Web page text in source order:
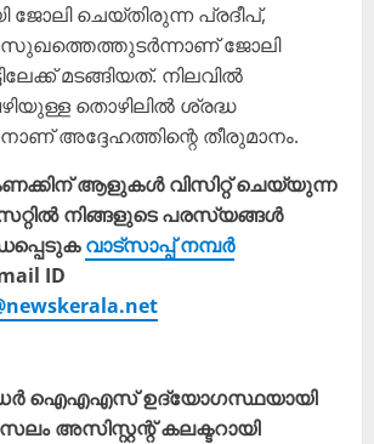
ജോലി ചെയ്തിരുന്ന പ്രദീപ്,
അസുഖത്തെത്തുടർന്നാണ് ജോലി
മടങ്ങിയത്. നിലവിൽ
തൊഴിലിൽ ശ്രദ്ധ
അദ്ദേഹത്തിന്റെ തീരുമാനം.
ആളുകൾ വിസിറ്റ് ചെയ്യുന്ന
നിങ്ങളുടെ പരസ്യങ്ങൾ
വാട്സാപ്പ് നമ്പർ
ID
ഐഎഎസ് ഉദ്യോഗസ്ഥയായി
അസിസ്റ്റന്റ് കലക്ടറായി